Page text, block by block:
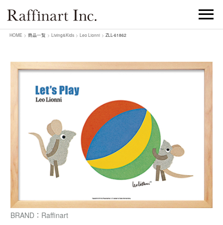
HOME > 商品一覧 > Living&Kids > Leo Lionni > ZLL-61862
BRAND：Raffinart